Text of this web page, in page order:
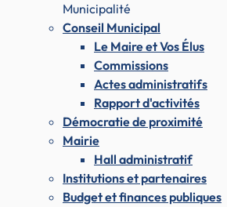
Municipalité
Conseil Municipal
Le Maire et Vos Élus
Commissions
Actes administratifs
Rapport d'activités
Démocratie de proximité
Mairie
Hall administratif
Institutions et partenaires
Budget et finances publiques